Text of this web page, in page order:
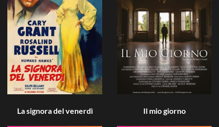
La signora del venerdì Il mio giorno